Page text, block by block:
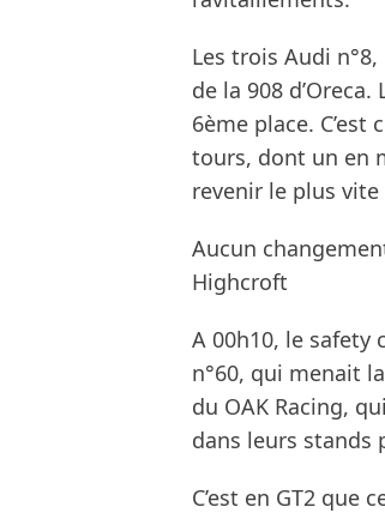
Les trois Audi
de la 908
6ème place.
tours, dont un en
revenir le plus
Aucun
Highcroft
A 00h10, le safety
n°60, qui menait
du OAK Racing,
dans leurs stands
C’est en GT2 que